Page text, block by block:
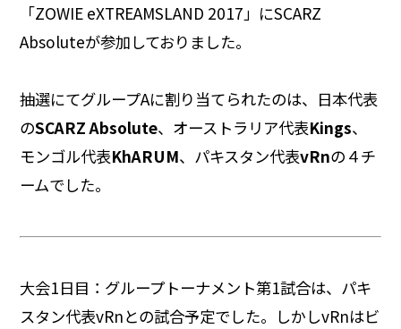
「ZOWIE eXTREAMSLAND 2017」にSCARZ
Absoluteが参加しておりました。
抽選にてグループAに割り当てられたのは、日本代表
のSCARZ Absolute、オーストラリア代表Kings、
モンゴル代表KhARUM、パキスタン代表vRnの４チ
ームでした。
大会1日目：グループトーナメント第1試合は、パキ
スタン代表vRnとの試合予定でした。しかしvRnはビ